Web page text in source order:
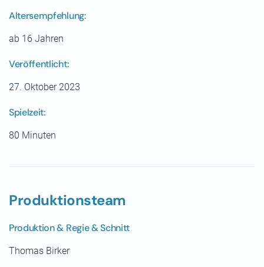
Altersempfehlung:
ab 16 Jahren
Veröffentlicht:
27. Oktober 2023
Spielzeit:
80 Minuten
Produktionsteam
Produktion & Regie & Schnitt
Thomas Birker